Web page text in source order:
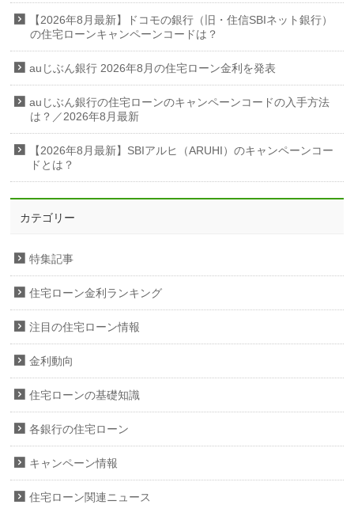
【2026年8月最新】ドコモの銀行（旧・住信SBIネット銀行）
の住宅ローンキャンペーンコードは？
auじぶん銀行 2026年8月の住宅ローン金利を発表
auじぶん銀行の住宅ローンのキャンペーンコードの入手方法
は？／2026年8月最新
【2026年8月最新】SBIアルヒ（ARUHI）のキャンペーンコー
ドとは？
カテゴリー
特集記事
住宅ローン金利ランキング
注目の住宅ローン情報
金利動向
住宅ローンの基礎知識
各銀行の住宅ローン
キャンペーン情報
住宅ローン関連ニュース